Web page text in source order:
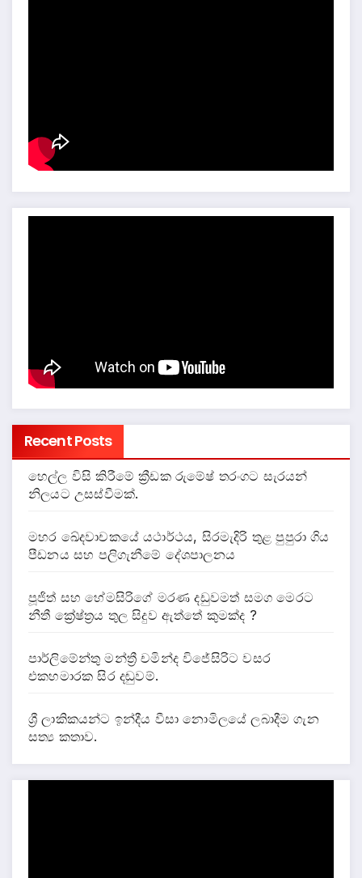
Recent Posts
හෙල්ල විසි කිරීමේ ක්‍රීඩක රුමේෂ් තරංගට සැරයන්
නිලයට උසස්වීමක්.
මහර ඛේදවාචකයේ යථාර්ථය, සිරමැදිරි තුළ පුපුරා ගිය
පීඩනය සහ පලිගැනීමේ දේශපාලනය
පූජිත් සහ හේමසිරිගේ මරණ දඩුවමත් සමග මෙරට
නීතී ක්‍රේෂ්ත්‍රය තුල සිදුව ඇත්තේ කුමක්ද ?
පාර්ලිමේන්තු මන්ත්‍රී චමින්ද විජේසිරිට වසර
එකහමාරක සිර දඬුවම්.
ශ්‍රී ලාකිකයන්ට ඉන්දීය වීසා නොමිලයේ ලබාදීම ගැන
සත්‍ය කතාව.